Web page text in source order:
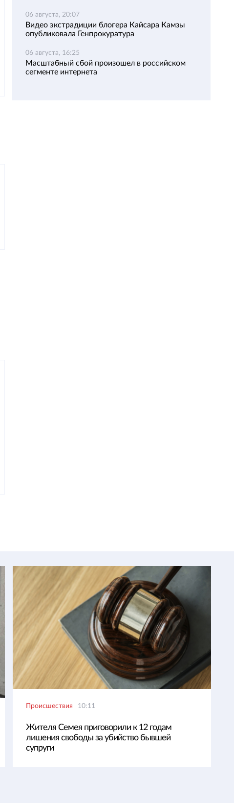
06 августа, 20:07
Видео экстрадиции блогера Кайсара Камзы
опубликовала Генпрокуратура
06 августа, 16:25
Масштабный сбой произошел в российском
сегменте интернета
Происшествия 10:11
Жителя Семея приговорили к 12 годам
лишения свободы за убийство бывшей
супруги